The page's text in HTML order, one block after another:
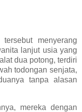
menyerang
lanjut usia yang
dua potong, terdiri
todongan senjata,
tanpa alasan
mereka dengan